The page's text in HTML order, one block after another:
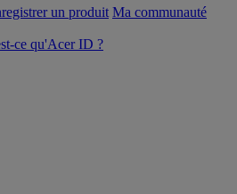
un produit Ma communauté
ce qu'Acer ID ?